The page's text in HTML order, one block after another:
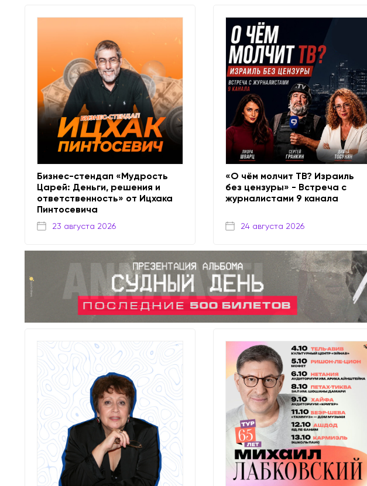
Бизнес-стендап «Мудрость
Царей: Деньги, решения и
ответственность» от Ицхака
Пинтосевича
23 августа 2026
«О чём молчит ТВ? Израиль
без цензуры» - Встреча с
журналистами 9 канала
24 августа 2026